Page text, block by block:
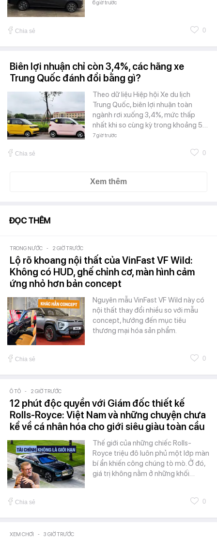
6 giờ trước
Chia sẻ 0
Biên lợi nhuận chỉ còn 3,4%, các hãng xe
Trung Quốc đánh đổi bằng gì?
Theo dữ liệu Hiệp hội Xe du lịch
Trung Quốc, biên lợi nhuận toàn
ngành rơi xuống 3,4%, mức thấp
nhất khi so cùng kỳ trong khoảng 5…
7 giờ trước
Chia sẻ 0
Xem thêm
ĐỌC THÊM
TRONG NƯỚC - 2 GIỜ TRƯỚC
Lộ rõ khoang nội thất của VinFast VF Wild:
Không có HUD, ghế chỉnh cơ, màn hình cảm
ứng nhỏ hơn bản concept
Nguyên mẫu VinFast VF Wild này có
nội thất thay đổi nhiều so với mẫu
concept, hướng đến mục tiêu
thương mại hóa sản phẩm.
Chia sẻ 0
Ô TÔ - 2 GIỜ TRƯỚC
12 phút độc quyền với Giám đốc thiết kế
Rolls-Royce: Việt Nam và những chuyện chưa
kể về cá nhân hóa cho giới siêu giàu toàn cầu
Thế giới của những chiếc Rolls-
Royce triệu đô luôn phủ một lớp màn
bí ẩn khiến công chúng tò mò. Ở đó,
giá trị không nằm ở những khối…
Chia sẻ 0
XEM CHƠI - 3 GIỜ TRƯỚC